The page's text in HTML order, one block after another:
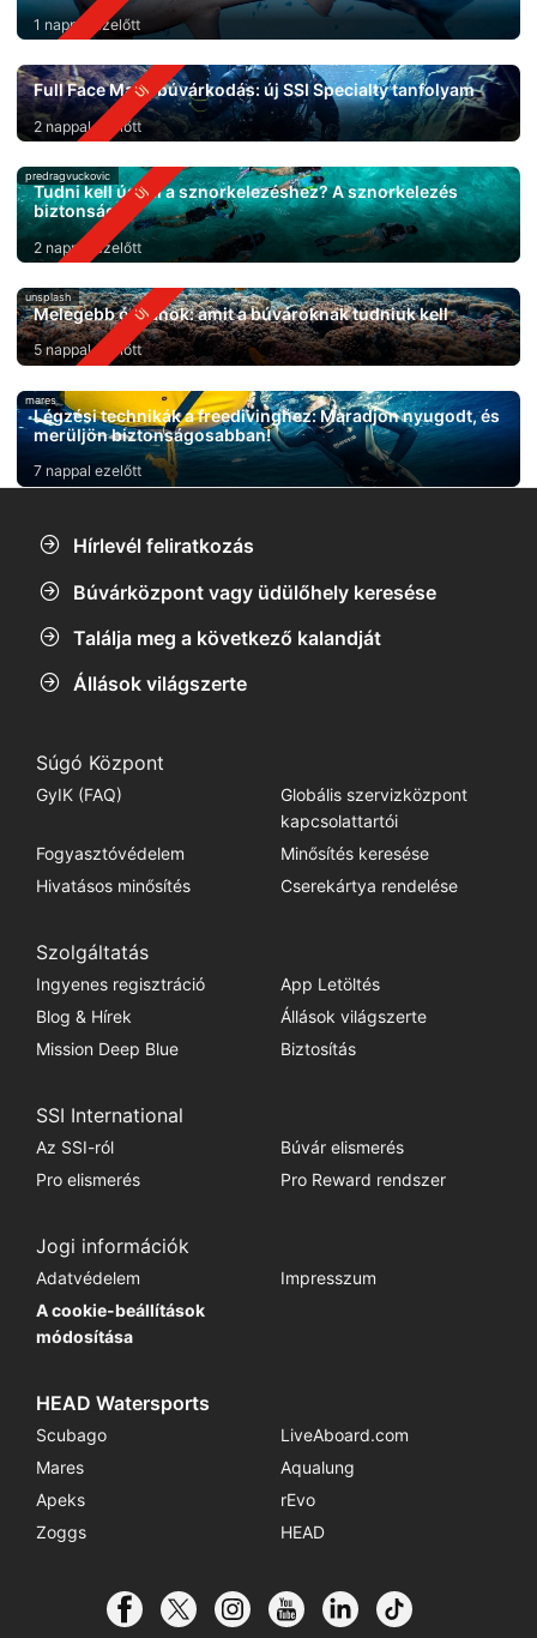
1 nappal ezelőtt
Full Face Mask búvárkodás: új SSI Specialty tanfolyam
2 nappal ezelőtt
predragvuckovic
Tudni kell úszni a sznorkelezéshez? A sznorkelezés
biztonsága
2 nappal ezelőtt
unsplash
Melegebb óceánok: amit a búvároknak tudniuk kell
5 nappal ezelőtt
mares
Légzési technikák a freedivinghez: Maradjon nyugodt, és
merüljön biztonságosabban!
7 nappal ezelőtt
Hírlevél feliratkozás
Búvárközpont vagy üdülőhely keresése
Találja meg a következő kalandját
Állások világszerte
Súgó Központ
GyIK (FAQ)
Globális szervizközpont
kapcsolattartói
Fogyasztóvédelem
Minősítés keresése
Hivatásos minősítés
Cserekártya rendelése
Szolgáltatás
Ingyenes regisztráció
App Letöltés
Blog & Hírek
Állások világszerte
Mission Deep Blue
Biztosítás
SSI International
Az SSI-ról
Búvár elismerés
Pro elismerés
Pro Reward rendszer
Jogi információk
Adatvédelem
Impresszum
A cookie-beállítások
módosítása
HEAD Watersports
Scubago
LiveAboard.com
Mares
Aqualung
Apeks
rEvo
Zoggs
HEAD